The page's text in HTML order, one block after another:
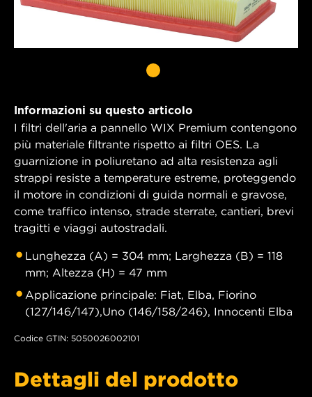
Informazioni su questo articolo
I filtri dell'aria a pannello WIX Premium contengono
più materiale filtrante rispetto ai filtri OES. La
guarnizione in poliuretano ad alta resistenza agli
strappi resiste a temperature estreme, proteggendo
il motore in condizioni di guida normali e gravose,
come traffico intenso, strade sterrate, cantieri, brevi
tragitti e viaggi autostradali.
Lunghezza (A) = 304 mm; Larghezza (B) = 118
mm; Altezza (H) = 47 mm
Applicazione principale: Fiat, Elba, Fiorino
(127/146/147),Uno (146/158/246), Innocenti Elba
Codice GTIN: 5050026002101
Dettagli del prodotto